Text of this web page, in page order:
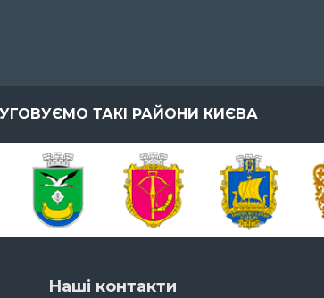
ТАКІ РАЙОНИ КИЄВА
Наші контакти